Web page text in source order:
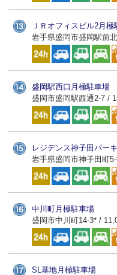
ＪＲオフィスビル2月極
岩手県盛岡市盛岡駅前
盛岡駅西口月極駐車場
盛岡市盛岡駅西通2-7 /
レジデンス神子田パー
岩手県盛岡市神子田町
中川町月極駐車場
盛岡市中川町14-3* /
SL基地月極駐車場